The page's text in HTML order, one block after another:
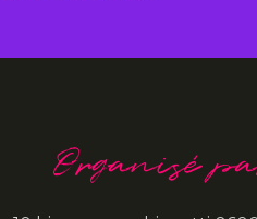
Organisé